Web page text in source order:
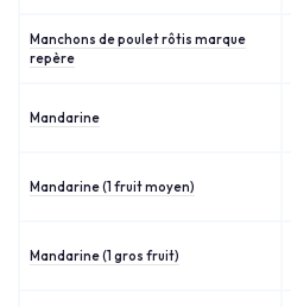
Manchons de poulet rôtis marque
repère
Mandarine
Mandarine (1 fruit moyen)
Mandarine (1 gros fruit)